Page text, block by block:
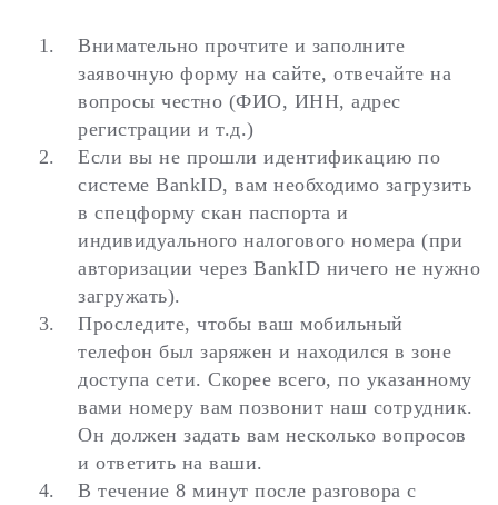
Внимательно прочтите и заполните
заявочную форму на сайте, отвечайте на
вопросы честно (ФИО, ИНН, адрес
регистрации и т.д.)
Если вы не прошли идентификацию по
системе BankID, вам необходимо загрузить
в спецформу скан паспорта и
индивидуального налогового номера (при
авторизации через BankID ничего не нужно
загружать).
Проследите, чтобы ваш мобильный
телефон был заряжен и находился в зоне
доступа сети. Скорее всего, по указанному
вами номеру вам позвонит наш сотрудник.
Он должен задать вам несколько вопросов
и ответить на ваши.
В течение 8 минут после разговора с